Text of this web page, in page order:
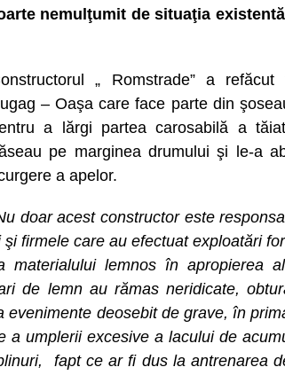
nemulţumit de situaţia
„ Romstrade” a
– Oaşa care face parte din
a lărgi partea carosabilă a
pe marginea drumului şi le-a
a apelor.
doar acest constructor este
şi firmele care au efectuat exploatări
lemnos în apropierea
de lemn au rămas neridicate,
deosebit de grave, în
a umplerii excesive a lacului de
fapt ce ar fi dus la antrenarea